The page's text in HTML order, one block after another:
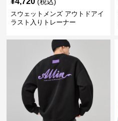
スウェットメンズ アウトドアイ
ラスト入りトレーナー